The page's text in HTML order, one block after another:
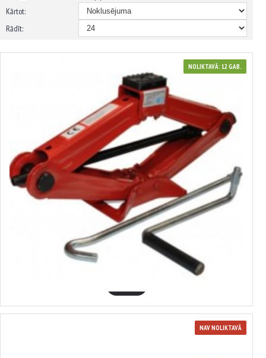
Kārtot:
Rādīt:
NOLIKTAVĀ: 12 GAB.
Rombiskais domkrats 2,0 t (110-395 mm) Rombiskais domkrats 1,5 t, (95-
370 mm) KRAFT&DELE, KD384
NAV NOLIKTAVĀ